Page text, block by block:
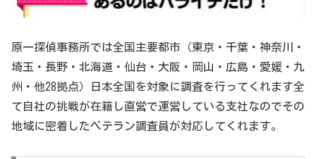
原一探偵事務所では全国主要都市（東京・千葉・神奈川・
埼玉・長野・北海道・仙台・大阪・岡山・広島・愛媛・九
州・他28拠点）日本全国を対象に調査を行ってくれます全
て自社の挑戦が在籍し直営で運営している支社なのでその
地域に密着したベテラン調査員が対応してくれます。